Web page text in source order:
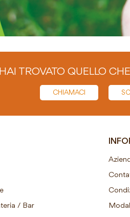
TROVATO QUELLO
CHIAMACI
/ Bar